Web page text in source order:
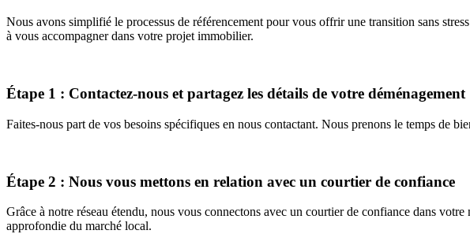
Nous avons simplifié le processus de référencement pour vous offrir une transition sans
à vous accompagner dans votre projet immobilier.
Étape 1 : Contactez-nous et partagez les détails de votre déménagement
Faites-nous part de vos besoins spécifiques en nous contactant. Nous prenons le temps de
Étape 2 : Nous vous mettons en relation avec un courtier de confiance
Grâce à notre réseau étendu, nous vous connectons avec un courtier de confiance dans
approfondie du marché local.